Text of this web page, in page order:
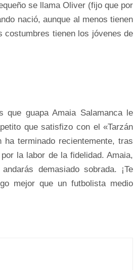
se llama Oliver (fijo que por
nació, aunque al menos tienen
costumbres tienen los jóvenes de
guapa Amaia Salamanca le
que satisfizo con el «Tarzán
terminado recientemente, tras
la labor de la fidelidad. Amaia,
demasiado sobrada. ¡Te
mejor que un futbolista medio